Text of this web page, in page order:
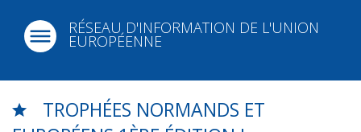
RÉSEAU D'INFORMATION DE L'UNION
EUROPÉENNE
TROPHÉES NORMANDS ET